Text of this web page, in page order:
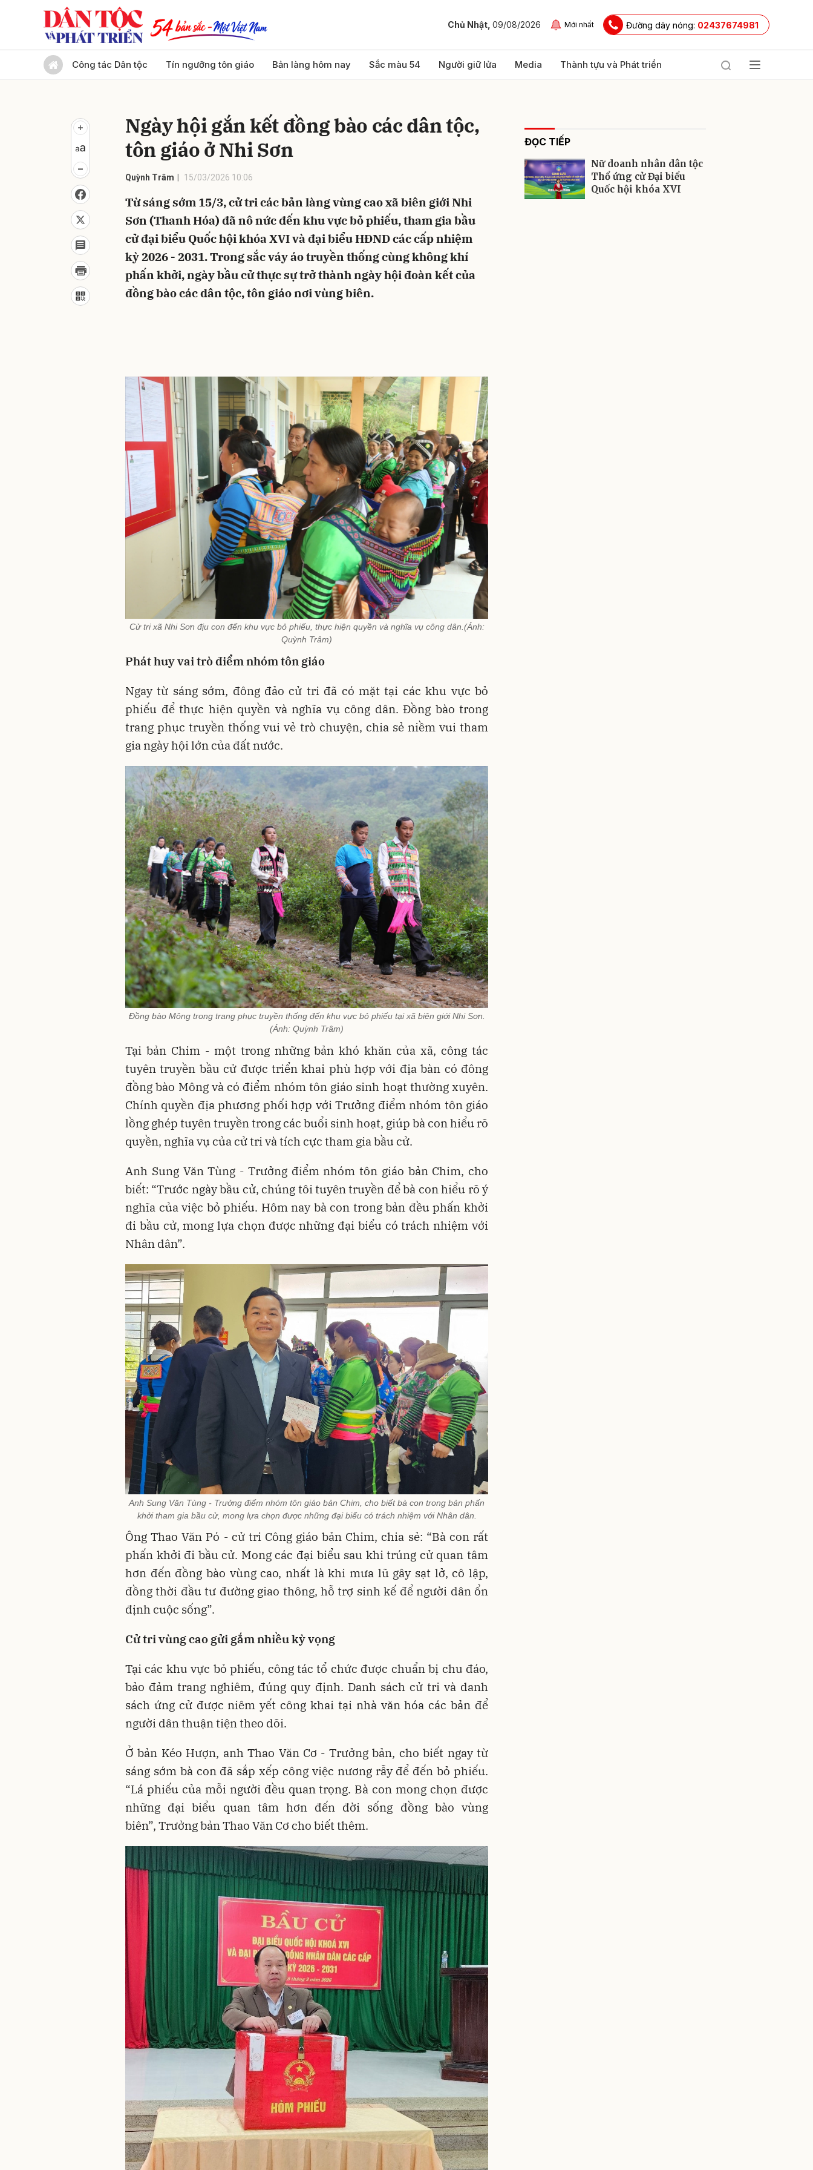
Chủ Nhật, 09/08/2026 Mới nhất Đường dây nóng: 02437674981
Công tác Dân tộc Tín ngưỡng tôn giáo Bản làng hôm nay Sắc màu 54 Người giữ lửa Media Thành tựu và Phát triển
Ngày hội gắn kết đồng bào các dân tộc,
tôn giáo ở Nhi Sơn
Quỳnh Trâm 15/03/2026 10:06
Từ sáng sớm 15/3, cử tri các bản làng vùng cao xã biên giới Nhi
Sơn (Thanh Hóa) đã nô nức đến khu vực bỏ phiếu, tham gia bầu
cử đại biểu Quốc hội khóa XVI và đại biểu HĐND các cấp nhiệm
kỳ 2026 - 2031. Trong sắc váy áo truyền thống cùng không khí
phấn khởi, ngày bầu cử thực sự trở thành ngày hội đoàn kết của
đồng bào các dân tộc, tôn giáo nơi vùng biên.
Cử tri xã Nhi Sơn địu con đến khu vực bỏ phiếu, thực hiện quyền và nghĩa vụ công dân.(Ảnh:
Quỳnh Trâm)
Phát huy vai trò điểm nhóm tôn giáo
Ngay từ sáng sớm, đông đảo cử tri đã có mặt tại các khu vực bỏ
phiếu để thực hiện quyền và nghĩa vụ công dân. Đồng bào trong
trang phục truyền thống vui vẻ trò chuyện, chia sẻ niềm vui tham
gia ngày hội lớn của đất nước.
Đồng bào Mông trong trang phục truyền thống đến khu vực bỏ phiếu tại xã biên giới Nhi Sơn.
(Ảnh: Quỳnh Trâm)
Tại bản Chim - một trong những bản khó khăn của xã, công tác
tuyên truyền bầu cử được triển khai phù hợp với địa bàn có đông
đồng bào Mông và có điểm nhóm tôn giáo sinh hoạt thường xuyên.
Chính quyền địa phương phối hợp với Trưởng điểm nhóm tôn giáo
lồng ghép tuyên truyền trong các buổi sinh hoạt, giúp bà con hiểu rõ
quyền, nghĩa vụ của cử tri và tích cực tham gia bầu cử.
Anh Sung Văn Tùng - Trưởng điểm nhóm tôn giáo bản Chim, cho
biết: “Trước ngày bầu cử, chúng tôi tuyên truyền để bà con hiểu rõ ý
nghĩa của việc bỏ phiếu. Hôm nay bà con trong bản đều phấn khởi
đi bầu cử, mong lựa chọn được những đại biểu có trách nhiệm với
Nhân dân”.
Anh Sung Văn Tùng - Trưởng điểm nhóm tôn giáo bản Chim, cho biết bà con trong bản phấn
khởi tham gia bầu cử, mong lựa chọn được những đại biểu có trách nhiệm với Nhân dân.
Ông Thao Văn Pó - cử tri Công giáo bản Chim, chia sẻ: “Bà con rất
phấn khởi đi bầu cử. Mong các đại biểu sau khi trúng cử quan tâm
hơn đến đồng bào vùng cao, nhất là khi mưa lũ gây sạt lở, cô lập,
đồng thời đầu tư đường giao thông, hỗ trợ sinh kế để người dân ổn
định cuộc sống”.
Cử tri vùng cao gửi gắm nhiều kỳ vọng
Tại các khu vực bỏ phiếu, công tác tổ chức được chuẩn bị chu đáo,
bảo đảm trang nghiêm, đúng quy định. Danh sách cử tri và danh
sách ứng cử được niêm yết công khai tại nhà văn hóa các bản để
người dân thuận tiện theo dõi.
Ở bản Kéo Hượn, anh Thao Văn Cơ - Trưởng bản, cho biết ngay từ
sáng sớm bà con đã sắp xếp công việc nương rẫy để đến bỏ phiếu.
“Lá phiếu của mỗi người đều quan trọng. Bà con mong chọn được
những đại biểu quan tâm hơn đến đời sống đồng bào vùng
biên”, Trưởng bản Thao Văn Cơ cho biết thêm.
ĐỌC TIẾP
Nữ doanh nhân dân tộc
Thổ ứng cử Đại biểu
Quốc hội khóa XVI
Gửi bình luận
Gửi